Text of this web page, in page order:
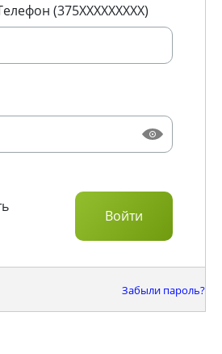
(375XXXXXXXXX)
Забыли пароль?